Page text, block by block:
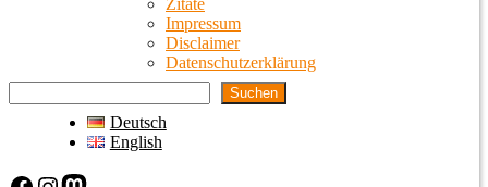
Zitate
Impressum
Disclaimer
Datenschutzerklärung
Suchen
Deutsch
English